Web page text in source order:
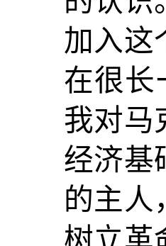
加入这
在很长
我对马
经济基
的主人